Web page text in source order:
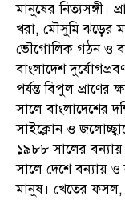
মানুষের নিত্যসঙ্গী।
খরা, মৌসুমি ঝড়ের
ভৌগোলিক গঠন ও
বাংলাদেশ
পর্যন্ত বিপুল
সালে বাংলাদেশের
সাইক্লোন ও
১৯৮৮ সালের
সালে দেশে বন্যায় ও
মানুষ। খেতের ফসল,